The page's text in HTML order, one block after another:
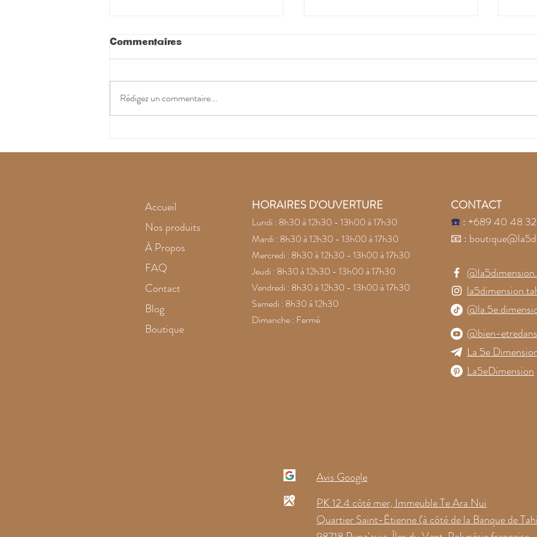
Commentaires
Rédigez un commentaire...
Accueil
Nos produits
À Propos
FAQ
Contact
Blog
Boutique
HORAIRES D'OUVERTURE
Lundi : 8h30 à 12h30 - 13h00 à 17h30
Mardi : 8h30 à 12h30 - 13h00 à 17h30
Mercredi : 8h30 à 12h30 - 13h00 à 17h30
Jeudi : 8h30 à 12h30 - 13h00 à 17h30
Vendredi : 8h30 à 12h30 - 13h00 à 17h30
Samedi : 8h30 à 12h30
Dimanche : Fermé
CONTACT
☎️: +689 40 48
📧 :
@bien-
La 5e
La5eDimension
Avis Google
PK 12.4 côté mer, Immeuble Te Ara Nui
Quartier Saint-Étienne (à côté de la Banque de